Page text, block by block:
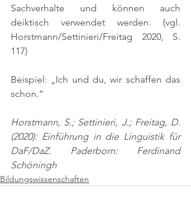
Sachverhalte und können auch
deiktisch verwendet werden. (vgl.
Horstmann/Settinieri/Freitag 2020, S.
117)
Beispiel: „Ich und du, wir schaffen das
schon.“
Horstmann, S.; Settinieri, J.; Freitag, D.
(2020): Einführung in die Linguistik für
DaF/DaZ. Paderborn: Ferdinand
Schöningh
Bildungswissenschaften